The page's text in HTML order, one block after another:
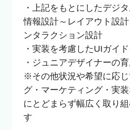
・上記をもとにしたデジ
情報設計～レイアウト設
ンタラクション設計
・実装を考慮したUIガイ
・ジュニアデザイナーの
※その他状況や希望に応
グ・マーケティング・実
にとどまらず幅広く取り
す